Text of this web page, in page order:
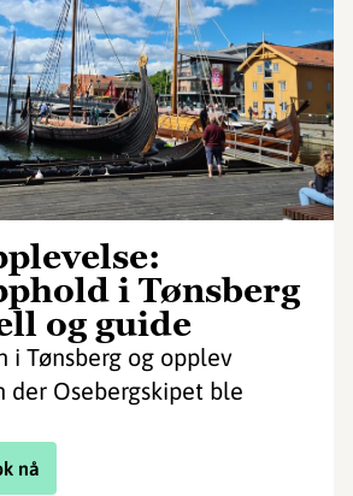
i Tønsberg
og guide
i Tønsberg og opplev
der Osebergskipet ble
nå